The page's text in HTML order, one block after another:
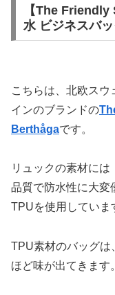
【The
水 ビジネスバ
こちらは、北欧ス
インのブランドの
Berthågaです。
リュックの素材に
品質で防水性に大変
TPUを使用していま
TPU素材のバッグは
ほど味が出てきます。